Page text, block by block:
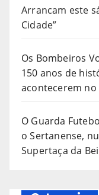
Arrancam este
Cidade”
Os Bombeiros
150 anos de
acontecerem
O Guarda
o Sertanense,
Supertaça da